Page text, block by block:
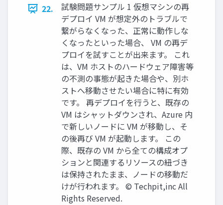
22.
試験問題サンプル 1 仮想マシンの再
デプロイ VM が想定外のトラブルで
繋がらなくなった、正常に動作しな
くなったといった場合、 VM の再デ
プロイを試すことが出来ます。 これ
は、VM ホストのハードウェア障害等
の不測の事態が起きた場合や、別ホ
ストへ移動させたい場合に特に有効
です。 再デプロイを行うと、既存の
VM はシャットダウンされ、Azure 内
で新しいノードに VM が移動し、そ
の後再び VM が起動します。 この
際、既存の VM から全ての構成オプ
ションと関連するリソースの紐づき
は保持されたまま、ノードの移動だ
けが行われます。 © Techpit,inc All
Rights Reserved.